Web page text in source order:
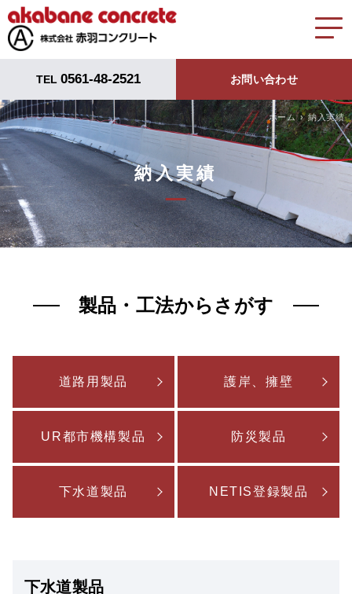
TEL 0561-48-2521 お問い合わせ
ホーム 納入実績
納入実績
製品・工法からさがす
道路用製品 護岸、擁壁
UR都市機構製品 防災製品
下水道製品 NETIS登録製品
下水道製品